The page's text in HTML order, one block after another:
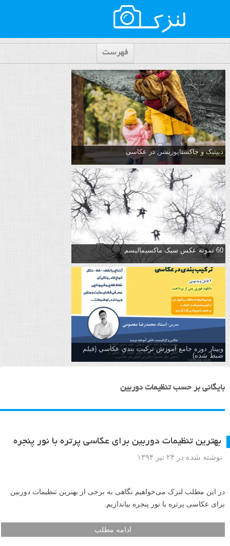
فهرست
دیپتیک و جاکستا‌پوزیشن در عکاسی
60 نمونه عکس سبک ماکسیمالیسم
وبینار دوره جامع آموزش تركيب بندي عكاسي (فیلم
ضبط شده)
بایگانی بر حسب تنظیمات دوربین
بهترین تنظیمات دوربین برای عکاسی پرتره با نور پنجره
نوشته شده در ۲۴ تیر ۱۳۹۴